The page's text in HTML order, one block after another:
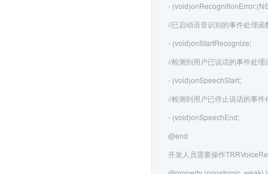
-
//已启动语音识别的事件处理函
- (void)onStartRecognize;
//检测到用户已说话的事件处理
- (void)onSpeechStart;
//检测到用户已停止说话的事件
- (void)onSpeechEnd;
@end
开发人员需要操作